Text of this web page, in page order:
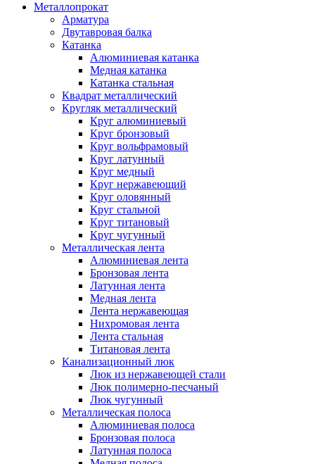
Металлопрокат
Арматура
Двутавровая балка
Катанка
Алюминиевая катанка
Медная катанка
Катанка стальная
Квадрат металлический
Кругляк металлический
Круг алюминиевый
Круг бронзовый
Круг вольфрамовый
Круг латунный
Круг медный
Круг нержавеющий
Круг оловянный
Круг стальной
Круг титановый
Круг чугунный
Металлическая лента
Алюминиевая лента
Бронзовая лента
Латунная лента
Медная лента
Лента нержавеющая
Нихромовая лента
Лента стальная
Титановая лента
Канализационный люк
Люк из нержавеющей стали
Люк полимерно-песчаный
Люк чугунный
Металлическая полоса
Алюминиевая полоса
Бронзовая полоса
Латунная полоса